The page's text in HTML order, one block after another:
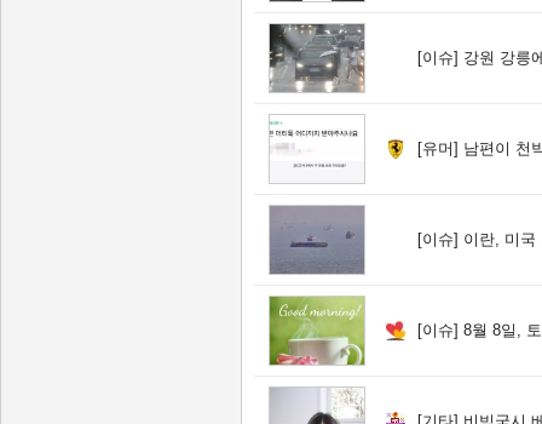
[이슈] 강원 강릉에
[유머] 남편이 천
[이슈] 이란, 미국 추가 공
[이슈] 8월 8일,